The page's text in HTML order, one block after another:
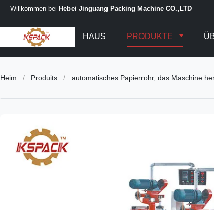
Willkommen bei Hebei Jinguang Packing Machine CO.,LTD
HAUS PRODUKTE
Heim / Produits / automatisches Papierrohr, das Maschine